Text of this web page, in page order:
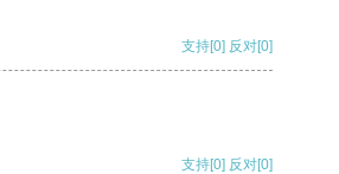
支持[0] 反对[0]
支持[0] 反对[0]